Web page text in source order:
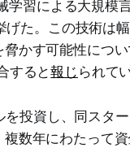
学習による大規模
げた。この技術は
かす可能性につ
すると報じ られて
投資し、同スタ
複数年にわたって